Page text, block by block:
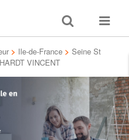
Toggle
search
Toggle
> Ile-de-France > Seine St
VINCENT